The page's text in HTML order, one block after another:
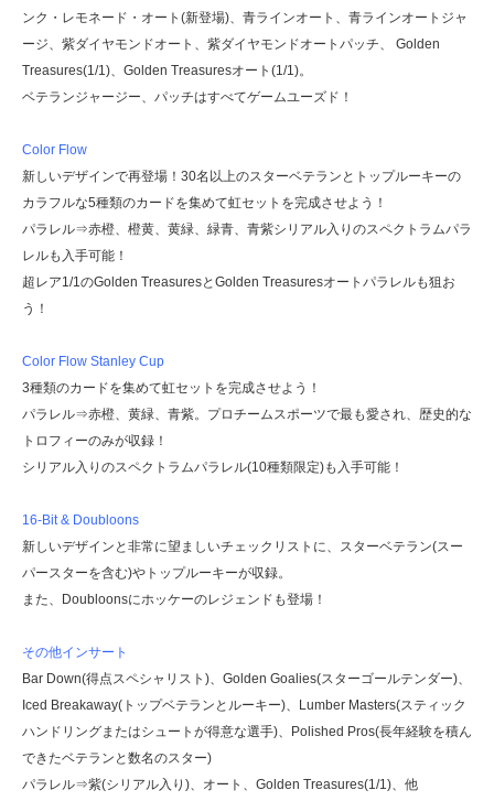
ンク・レモネード・オート(新登場)、青ラインオート、青ラインオートジャ
ージ、紫ダイヤモンドオート、紫ダイヤモンドオートパッチ、 Golden
Treasures(1/1)、Golden Treasuresオート(1/1)。
ベテランジャージー、パッチはすべてゲームユーズド！
Color Flow
新しいデザインで再登場！30名以上のスターベテランとトップルーキーの
カラフルな5種類のカードを集めて虹セットを完成させよう！
パラレル⇒赤橙、橙黄、黄緑、緑青、青紫シリアル入りのスペクトラムパラ
レルも入手可能！
超レア1/1のGolden TreasuresとGolden Treasuresオートパラレルも狙お
う！
Color Flow Stanley Cup
3種類のカードを集めて虹セットを完成させよう！
パラレル⇒赤橙、黄緑、青紫。プロチームスポーツで最も愛され、歴史的な
トロフィーのみが収録！
シリアル入りのスペクトラムパラレル(10種類限定)も入手可能！
16-Bit & Doubloons
新しいデザインと非常に望ましいチェックリストに、スターベテラン(スー
パースターを含む)やトップルーキーが収録。
また、Doubloonsにホッケーのレジェンドも登場！
その他インサート
Bar Down(得点スペシャリスト)、Golden Goalies(スターゴールテンダー)、
Iced Breakaway(トップベテランとルーキー)、Lumber Masters(スティック
ハンドリングまたはシュートが得意な選手)、Polished Pros(長年経験を積ん
できたベテランと数名のスター)
パラレル⇒紫(シリアル入り)、オート、Golden Treasures(1/1)、他